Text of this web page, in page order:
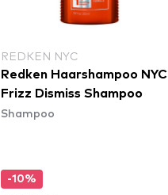
REDKEN NYC
Redken Haarshampoo NYC
Frizz Dismiss Shampoo
Shampoo
-10%